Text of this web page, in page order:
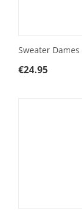
Sweater
€24.95